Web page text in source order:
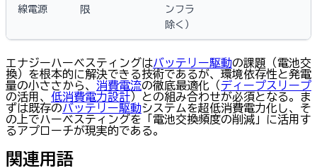
線電源
限
ンフラ
除く）
エナジーハーベスティングはバッテリー駆動の課題（電池交
換）を根本的に解決できる技術であるが、環境依存性と発電
量の小ささから、 消費電流の徹底最適化（ ディープスリープ
の活用、 低消費電力設計）との組み合わせが必須となる。ま
ずは既存のバッテリー駆動システムを超低消費電力化し、そ
の上でハーベスティングを「電池交換頻度の削減」に活用す
るアプローチが現実的である。
関連用語